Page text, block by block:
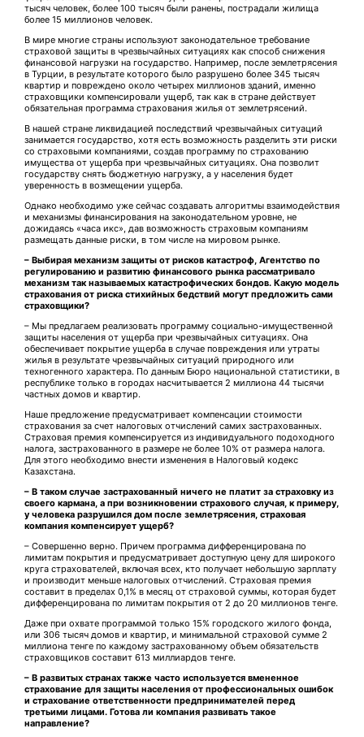
тысяч человек, более 100 тысяч были ранены, пострадали жилища
более 15 миллионов человек.
В мире многие страны используют законодательное требование
страховой защиты в чрезвычайных ситуациях как способ снижения
финансовой нагрузки на государство. Например, после землетрясения
в Турции, в результате которого было разрушено более 345 тысяч
квартир и повреждено около четырех миллионов зданий, именно
страховщики компенсировали ущерб, так как в стране действует
обязательная программа страхования жилья от землетрясений.
В нашей стране ликвидацией последствий чрезвычайных ситуаций
занимается государство, хотя есть возможность разделить эти риски
со страховыми компаниями, создав программу по страхованию
имущества от ущерба при чрезвычайных ситуа­циях. Она позволит
государству снять бюджетную нагрузку, а у населения будет
уверенность в возмещении ущерба.
Однако необходимо уже сейчас создавать алгоритмы взаимодействия
и механизмы финансирования на законодательном уровне, не
дожидаясь «часа икс», дав возможность страховым компаниям
размещать данные риски, в том числе на мировом рынке.
– Выбирая механизм защиты от рисков катастроф, Агентство по
регулированию и развитию финансового рынка рассматривало
механизм так называемых катастрофических бондов. Какую модель
страхования от риска стихийных бедствий могут предложить сами
страховщики?
– Мы предлагаем реализовать программу социально-имущественной
защиты населения от ущерба при чрезвычайных ситуа­циях. Она
обеспечивает покрытие ущерба в случае повреждения или утраты
жилья в результате чрезвычайных ситуаций природного или
техногенного характера. По данным Бюро национальной статистики, в
республике только в городах насчитывается 2 миллиона 44 тысячи
частных домов и квартир.
Наше предложение предусмат­ривает компенсации стоимости
страхования за счет налоговых отчислений самих застрахованных.
Страховая премия компенсируется из индивидуального подоходного
налога, застрахованного в размере не более 10% от размера налога.
Для этого необходимо внести изменения в Налоговый кодекс
Казахстана.
– В таком случае застрахованный ничего не платит за страховку из
своего кармана, а при возникновении страхового случая, к примеру,
у человека разрушился дом после землетрясения, страховая
компания компенсирует ущерб?
– Совершенно верно. Причем программа дифференцирована по
лимитам покрытия и предусматривает доступную цену для широкого
круга страхователей, включая всех, кто получает небольшую зарплату
и производит меньше налоговых отчислений. Страховая премия
составит в пределах 0,1% в месяц от страховой суммы, которая будет
дифференцирована по лимитам покрытия от 2 до 20 миллионов тенге.
Даже при охвате программой только 15% городского жилого фонда,
или 306 тысяч домов и квартир, и минимальной страховой сумме 2
миллиона тенге по каждому застрахованному объем­ обязательств
страховщиков сос­тавит 613 миллиардов тенге.
– В развитых странах также часто используется вмененное
страхование для защиты населения от профессиональных ошибок
и страхование ответственности предпринимателей перед
третьими лицами. Готова ли компания развивать такое
направление?